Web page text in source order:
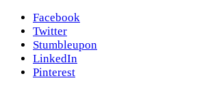
Facebook
Twitter
Stumbleupon
LinkedIn
Pinterest